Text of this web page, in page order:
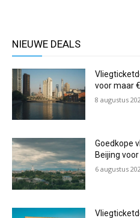
NIEUWE DEALS
voor maar
8 augustus
Goedkope
Beijing
6 augustus